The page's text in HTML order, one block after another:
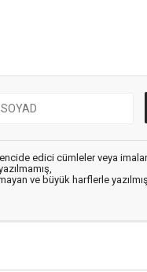
edici cümleler veya
ve büyük harflerle